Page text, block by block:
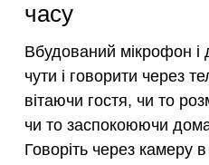
часу
Вбудований мікрофон і
чути і говорити через
вітаючи гостя, чи то
чи то заспокоюючи
Говоріть через камеру